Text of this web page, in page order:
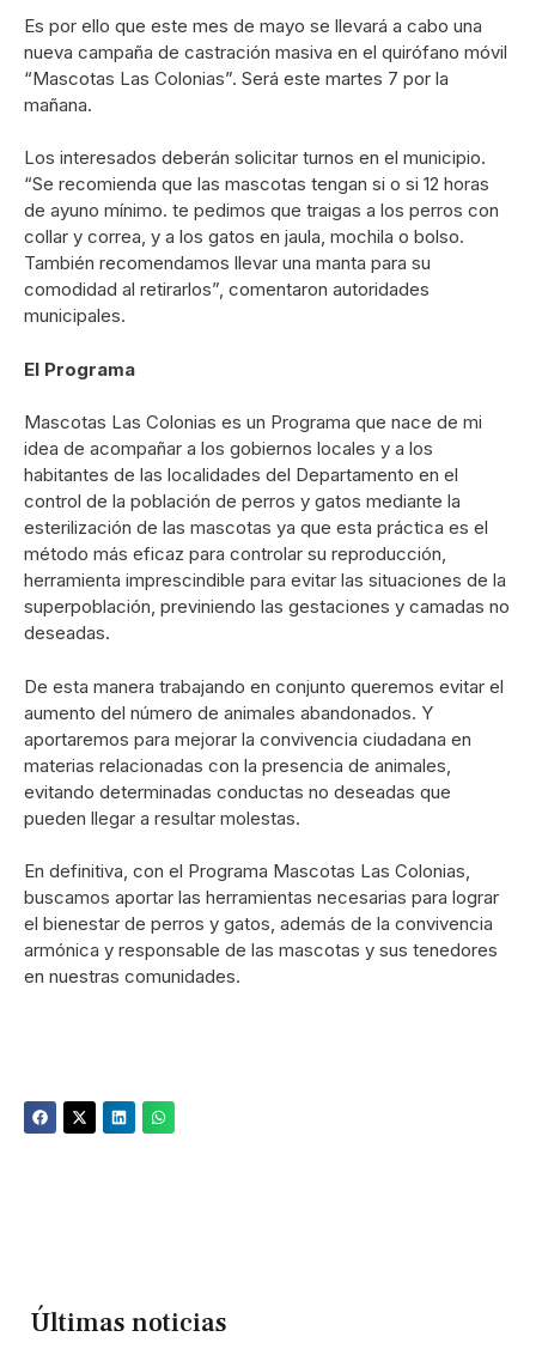
Es por ello que este mes de mayo se llevará a cabo una
nueva campaña de castración masiva en el quirófano móvil
“Mascotas Las Colonias”. Será este martes 7 por la
mañana.
Los interesados deberán solicitar turnos en el municipio.
“Se recomienda que las mascotas tengan si o si 12 horas
de ayuno mínimo. te pedimos que traigas a los perros con
collar y correa, y a los gatos en jaula, mochila o bolso.
También recomendamos llevar una manta para su
comodidad al retirarlos”, comentaron autoridades
municipales.
El Programa
Mascotas Las Colonias es un Programa que nace de mi
idea de acompañar a los gobiernos locales y a los
habitantes de las localidades del Departamento en el
control de la población de perros y gatos mediante la
esterilización de las mascotas ya que esta práctica es el
método más eficaz para controlar su reproducción,
herramienta imprescindible para evitar las situaciones de la
superpoblación, previniendo las gestaciones y camadas no
deseadas.
De esta manera trabajando en conjunto queremos evitar el
aumento del número de animales abandonados. Y
aportaremos para mejorar la convivencia ciudadana en
materias relacionadas con la presencia de animales,
evitando determinadas conductas no deseadas que
pueden llegar a resultar molestas.
En definitiva, con el Programa Mascotas Las Colonias,
buscamos aportar las herramientas necesarias para lograr
el bienestar de perros y gatos, además de la convivencia
armónica y responsable de las mascotas y sus tenedores
en nuestras comunidades.
Últimas noticias